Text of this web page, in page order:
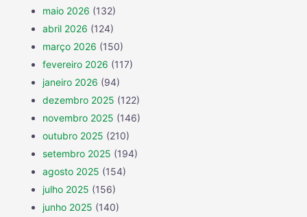
maio 2026 (132)
abril 2026 (124)
março 2026 (150)
fevereiro 2026 (117)
janeiro 2026 (94)
dezembro 2025 (122)
novembro 2025 (146)
outubro 2025 (210)
setembro 2025 (194)
agosto 2025 (154)
julho 2025 (156)
junho 2025 (140)